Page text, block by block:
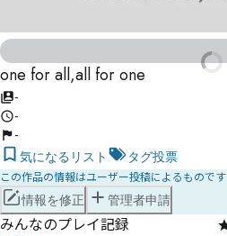
one for all,all for one
-
-
-
気になるリスト タグ投票
この作品の情報はユーザー投稿によるものです
情報を修正 管理者申請
みんなのプレイ記録